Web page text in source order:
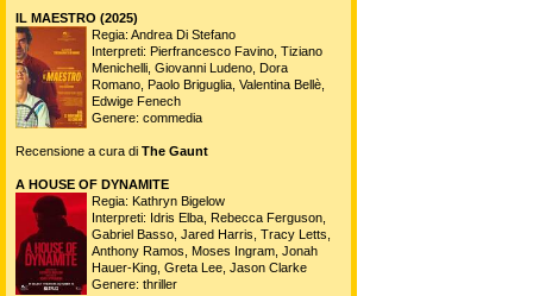
IL MAESTRO (2025)
Regia: Andrea Di Stefano
Interpreti: Pierfrancesco Favino, Tiziano
Menichelli, Giovanni Ludeno, Dora
Romano, Paolo Briguglia, Valentina Bellè,
Edwige Fenech
Genere: commedia
Recensione a cura di The Gaunt
A HOUSE OF DYNAMITE
Regia: Kathryn Bigelow
Interpreti: Idris Elba, Rebecca Ferguson,
Gabriel Basso, Jared Harris, Tracy Letts,
Anthony Ramos, Moses Ingram, Jonah
Hauer-King, Greta Lee, Jason Clarke
Genere: thriller